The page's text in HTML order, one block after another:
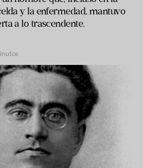
y la enfermedad, mantuvo
a lo trascendente.